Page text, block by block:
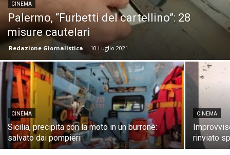
CINEMA
Palermo, “Furbetti del cartellino”: 28
misure cautelari
Redazione Giornalistica - 10 Luglio 2021
CINEMA
Sicilia, precipita con la moto in un burrone:
salvato dai pompieri
CINEMA
rinviato